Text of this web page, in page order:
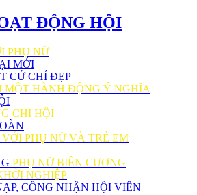
ĐỘNG HỘI
PHỤ NỮ
MỚI
CỬ CHỈ ĐẸP
MỘT HÀNH ĐỘNG Ý NGHĨA
CHI HỘI
PHỤ NỮ VÀ TRẺ EM
PHỤ NỮ BIÊN CƯƠNG
NGHIỆP
CÔNG NHẬN HỘI VIÊN